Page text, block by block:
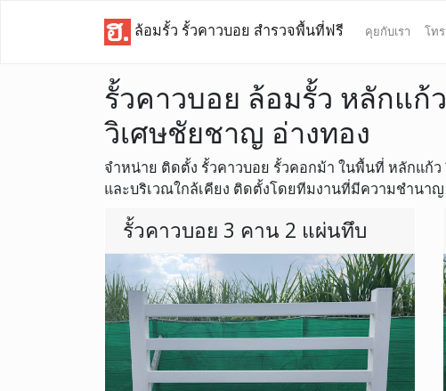
ล้อมรั้ว รั้วคาวบอย สำรวจพื้นที่ฟรี คุยกับเรา โท
รั้วคาวบอย ล้อมรั้ว หลักแก้ว
วิเศษชัยชาญ อ่างทอง
จำหน่าย ติดตั้ง รั้วคาวบอย รั้วคอกม้า ในพื้นที่ หลักแก้
และบริเวณใกล้เคียง ติดตั้งโดยทีมงานที่มีความชำนาญ
รั้วคาวบอย 3 คาน 2 แผ่นทึบ